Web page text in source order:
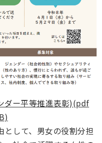
ダー平等推進表彰)(pdf
として、男女の役割分担